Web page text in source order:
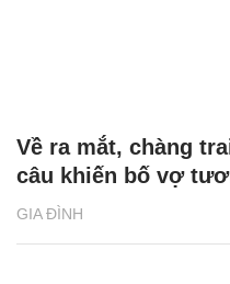
GIA ĐÌNH
Về ra mắt, chàng
câu khiến bố vợ